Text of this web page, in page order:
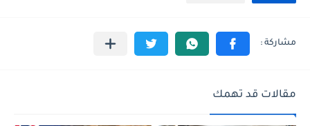
مقالات قد تهمك